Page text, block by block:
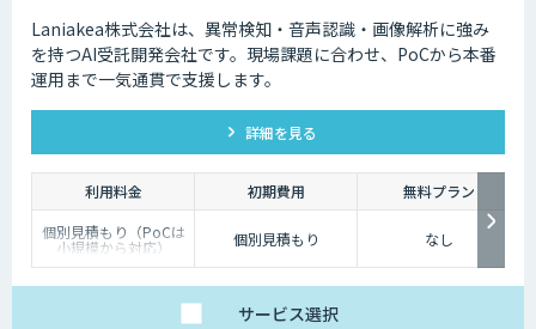
Laniakea株式会社は、異常検知・音声認識・画像解析に強み
を持つAI受託開発会社です。現場課題に合わせ、PoCから本番
運用まで一気通貫で支援します。
詳細を見る
利用料金 初期費用
無料プラン
個別見積もり（PoCは
小規模から対応） 個別見積もり なし
サービス選択